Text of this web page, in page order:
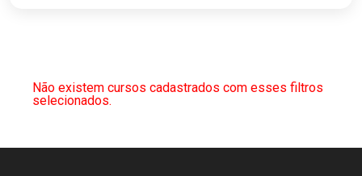
Não existem cursos cadastrados com esses filtros
selecionados.